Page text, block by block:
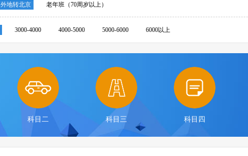
外地转北京 老年班（70周岁以上）
3000-4000 4000-5000 5000-6000 6000以上
科目二 科目三 科目四